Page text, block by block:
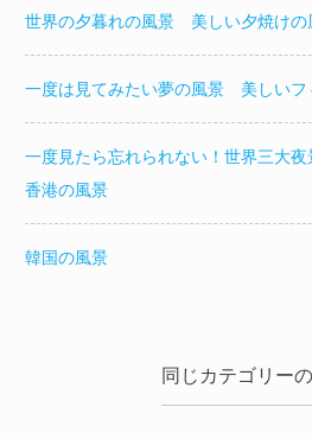
世界の夕暮れの風景 美しい夕焼け
一度は見てみたい夢の風景 美しいフ
一度見たら忘れられない！世界三大
香港の風景
韓国の風景
同じカテゴリー